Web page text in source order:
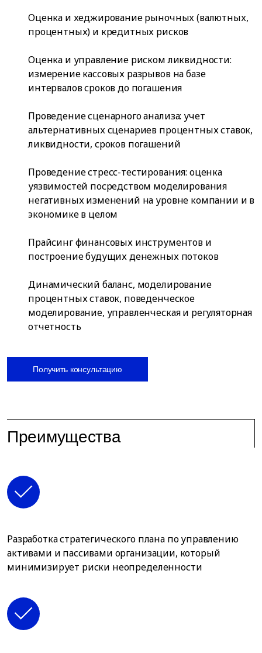
Оценка и хеджирование рыночных (валютных,
процентных) и кредитных рисков
Оценка и управление риском ликвидности:
измерение кассовых разрывов на базе
интервалов сроков до погашения
Проведение сценарного анализа: учет
альтернативных сценариев процентных ставок,
ликвидности, сроков погашений
Проведение стресс-тестирования: оценка
уязвимостей посредством моделирования
негативных изменений на уровне компании и в
экономике в целом
Прайсинг финансовых инструментов и
построение будущих денежных потоков
Динамический баланс, моделирование
процентных ставок, поведенческое
моделирование, управленческая и регуляторная
отчетность
Получить консультацию
Преимущества
Разработка стратегического плана по управлению
активами и пассивами организации, который
минимизирует риски неопределенности